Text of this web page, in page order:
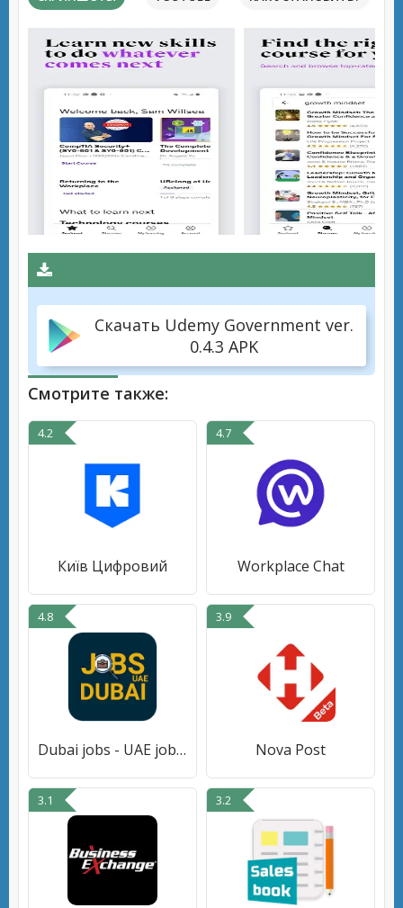
Скачать Udemy Government ver.
0.4.3 APK
Смотрите также:
4.2
Київ Цифровий
4.7
Workplace Chat
4.8
Dubai jobs - UAE jobs daily
3.9
Nova Post
3.1 3.2